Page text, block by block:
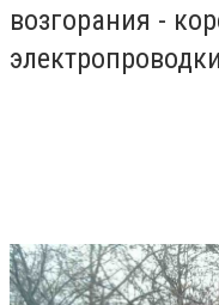
возгорания -